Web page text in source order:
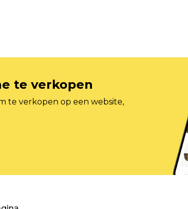
te verkopen
te verkopen op een website,